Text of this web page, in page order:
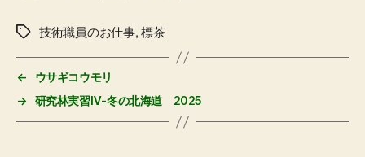
タ
技術職員のお仕事,標茶
←
ウサギコウモリ
→
研究林実習Ⅳ-冬の北海道 2025